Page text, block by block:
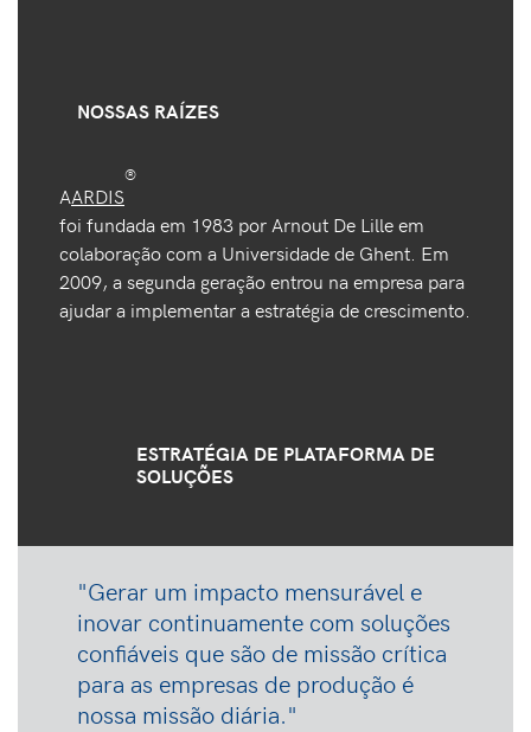
NOSSAS RAÍZES
AARDIS
®
foi fundada em 1983 por Arnout De Lille em
colaboração com a Universidade de Ghent. Em
2009, a segunda geração entrou na empresa para
ajudar a implementar a estratégia de crescimento.
ESTRATÉGIA DE PLATAFORMA DE
SOLUÇÕES
"Gerar um impacto mensurável e
inovar continuamente com soluções
confiáveis que são de missão crítica
para as empresas de produção é
nossa missão diária."